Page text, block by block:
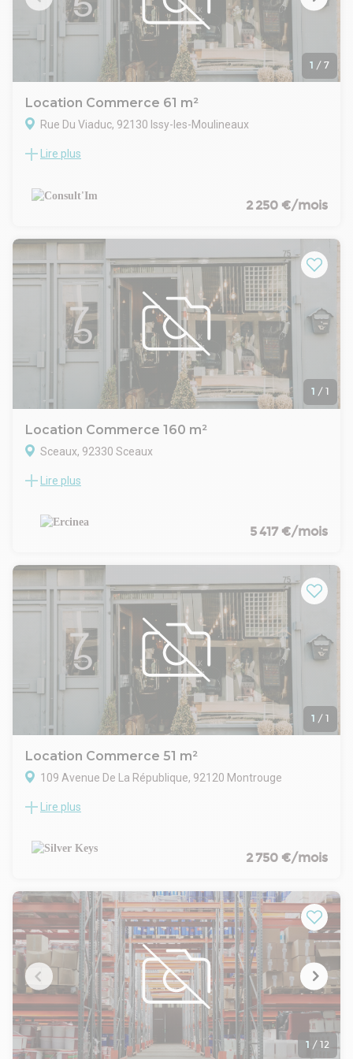
- Dépôt de garantie : 3 mois
- Loyers et charges : Trimestriels et d'avance
1 / 7
Location Commerce 61 m²
Rue Du Viaduc, 92130 Issy-les-Moulineaux
Au couer d'Issy-les-Moulineaux, dans un immeuble de
CARACTERISTIQUES DE L'OFFRE
Façade en angle bénéficiant d'une belle visibilité
Climatisation réversible
Très bon état général
Espace de vente facile à aménager
Réserve en arrière boutique
Coin cuisine
Pas de restriction d'activité au RCP - Local sans extraction
CONDITIONS FINANCIERES
Bail : commercial 3/6/9/10 ans
Loyer mensuel : 2 250 € HT HC / mois
Disponibilité : immédiate
Lire plus
2 250 €/mois
1 / 1
Location Commerce 160 m²
Sceaux, 92330 Sceaux
SCEAUX 92 - Local commercial idéale pour une activité de
proximité de plusieurs commerces et 1 minutes à pieds de la
gare de Robinson, ce local dispose d'un conduit d'extraction
Surface : 160 m²
Extraction
Loyer : 65.000 Euros HT HC
Charges et TF : nous consulter
Dépôt de garantie : 3 mois
Type de bail : 3/6/9/10
Pas de droit d'entrée
Frais d'agence : 30% du loyer annuel HT
N'hésitez pas à nous contacter pour plus de locaux à la
Lire plus
5 417 €/mois
1 / 1
Location Commerce 51 m²
109 Avenue De La République, 92120 Montrouge
SILVER KEYS vous présente une nouvelle opportunité
Adresse: 109 Avenue de la République - Montrouge
Emplacement numéro 1bis avec du passage et
Ancien locataire: Donuts
Superficie: 51m2 de plein pied
Loyer demandé: 2750€ / mois HT et HC
Activités: tout sauf extraction
Dépôt de garantie: 3 mois
Prévoir caution complémentaire
Charges: A la charge du preneur
Taxe foncière: A la charge du preneur
Frais de rédaction d’acte à la charge du preneur
Honoraires d’agence: 30% HT du loyer annuel à la charge du
Lire plus
2 750 €/mois
1 / 12